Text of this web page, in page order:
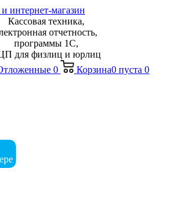
Кассовая техника,
отчетность,
программы 1С,
для физлиц и юрлиц
0 Корзина0 пуста 0